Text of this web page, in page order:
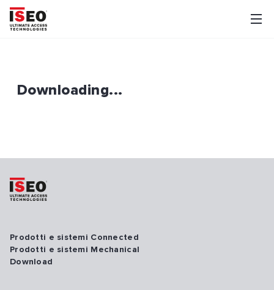
Downloading...
Prodotti e sistemi Connected
Prodotti e sistemi Mechanical
Download